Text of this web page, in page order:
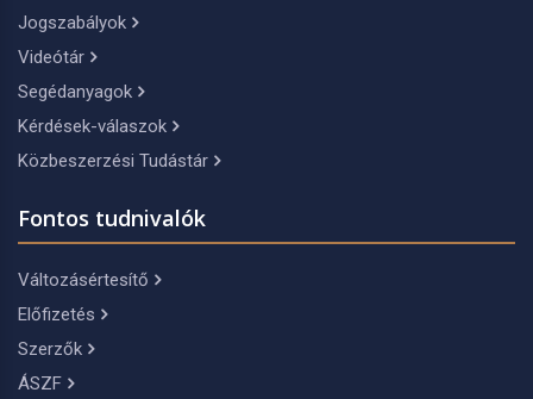
Jogszabályok
Videótár
Segédanyagok
Kérdések-válaszok
Közbeszerzési Tudástár
Fontos tudnivalók
Változásértesítő
Előfizetés
Szerzők
ÁSZF